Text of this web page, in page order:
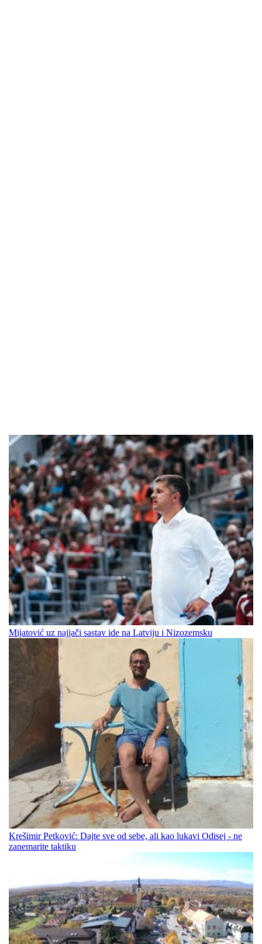
Mijatović uz najjači sastav ide na Latviju i Nizozemsku
Krešimir Petković: Dajte sve od sebe, ali kao lukavi Odisej - ne
zanemarite taktiku